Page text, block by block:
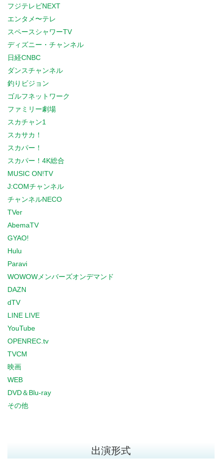
フジテレビNEXT
エンタメ〜テレ
スペースシャワーTV
ディズニー・チャンネル
日経CNBC
ダンスチャンネル
釣りビジョン
ゴルフネットワーク
ファミリー劇場
スカチャン1
スカサカ！
スカパー！
スカパー！4K総合
MUSIC ON!TV
J:COMチャンネル
チャンネルNECO
TVer
AbemaTV
GYAO!
Hulu
Paravi
WOWOWメンバーズオンデマンド
DAZN
dTV
LINE LIVE
YouTube
OPENREC.tv
TVCM
映画
WEB
DVD＆Blu-ray
その他
出演形式